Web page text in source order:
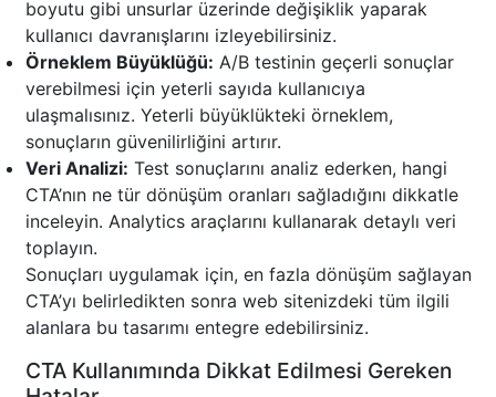
boyutu gibi unsurlar üzerinde değişiklik yaparak
kullanıcı davranışlarını izleyebilirsiniz.
Örneklem Büyüklüğü: A/B testinin geçerli sonuçlar
verebilmesi için yeterli sayıda kullanıcıya
ulaşmalısınız. Yeterli büyüklükteki örneklem,
sonuçların güvenilirliğini artırır.
Veri Analizi: Test sonuçlarını analiz ederken, hangi
CTA’nın ne tür dönüşüm oranları sağladığını dikkatle
inceleyin. Analytics araçlarını kullanarak detaylı veri
toplayın.
Sonuçları uygulamak için, en fazla dönüşüm sağlayan
CTA’yı belirledikten sonra web sitenizdeki tüm ilgili
alanlara bu tasarımı entegre edebilirsiniz.
CTA Kullanımında Dikkat Edilmesi Gereken